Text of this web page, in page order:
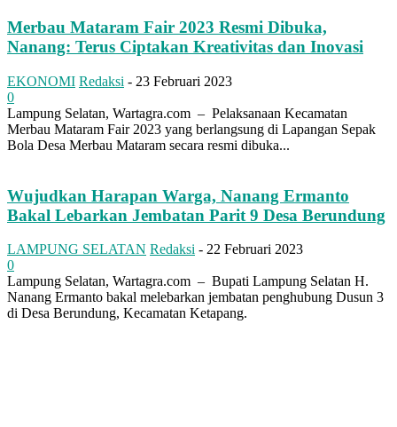
Merbau Mataram Fair 2023 Resmi Dibuka,
Nanang: Terus Ciptakan Kreativitas dan Inovasi
EKONOMI Redaksi - 23 Februari 2023
0
Lampung Selatan, Wartagra.com – Pelaksanaan Kecamatan
Merbau Mataram Fair 2023 yang berlangsung di Lapangan Sepak
Bola Desa Merbau Mataram secara resmi dibuka...
Wujudkan Harapan Warga, Nanang Ermanto
Bakal Lebarkan Jembatan Parit 9 Desa Berundung
LAMPUNG SELATAN Redaksi - 22 Februari 2023
0
Lampung Selatan, Wartagra.com – Bupati Lampung Selatan H.
Nanang Ermanto bakal melebarkan jembatan penghubung Dusun 3
di Desa Berundung, Kecamatan Ketapang.